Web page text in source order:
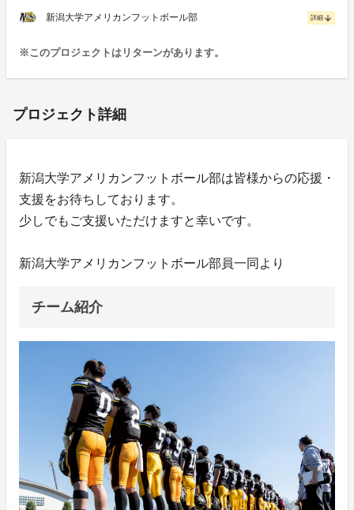
新潟大学アメリカンフットボール部 詳細 arrow_downward
※このプロジェクトはリターンがあります。
プロジェクト詳細
新潟大学アメリカンフットボール部は皆様からの応援・
支援をお待ちしております。
少しでもご支援いただけますと幸いです。
新潟大学アメリカンフットボール部員一同より
チーム紹介